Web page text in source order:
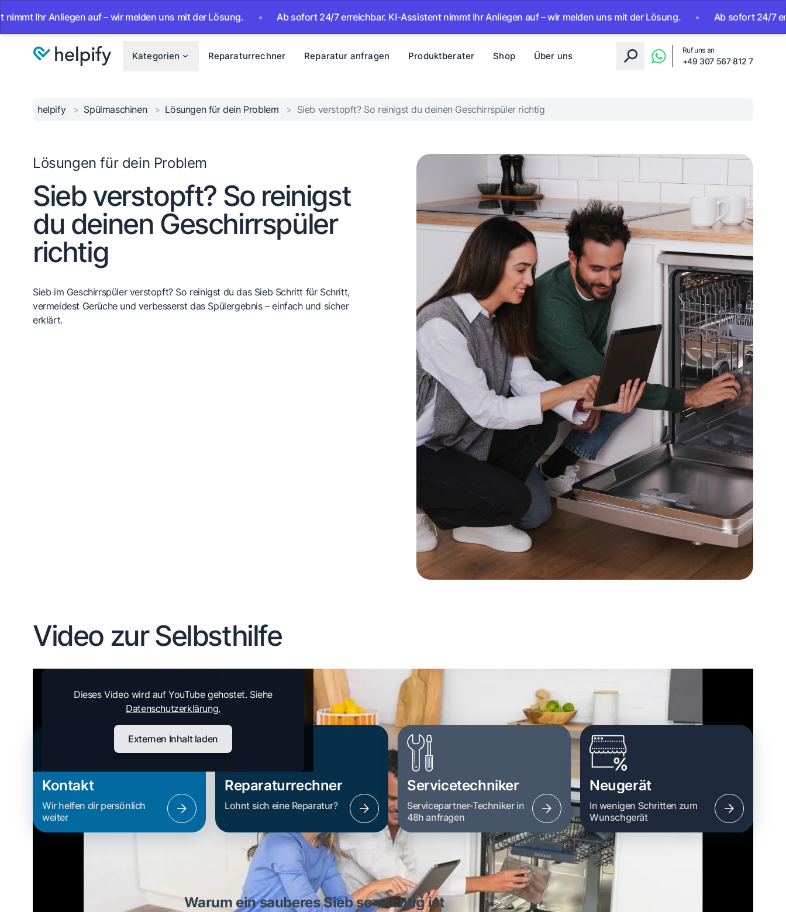
auf – wir melden uns mit der Lösung. • Ab sofort 24/7 erreichbar. KI-Assistent nimmt Ihr Anliegen auf – wir melden uns mit der Lösung. • Ab sofort 24/7 erreichbar.
Kategorien Reparaturrechner Reparatur anfragen Produktberater Shop Über uns
Ruf uns an
+49 307 567 812 7
helpify > Spülmaschinen > Lösungen für dein Problem > Sieb verstopft? So reinigst du deinen Geschirrspüler richtig
Lösungen für dein Problem
Sieb verstopft? So reinigst
du deinen Geschirrspüler
richtig
Sieb im Geschirrspüler verstopft? So reinigst du das Sieb Schritt für Schritt,
vermeidest Gerüche und verbesserst das Spülergebnis – einfach und sicher
erklärt.
Video zur Selbsthilfe
Dieses Video wird auf YouTube gehostet. Siehe
Datenschutzerklärung.
Externen Inhalt laden
Kontakt
Wir helfen dir persönlich
weiter
Reparaturrechner
Lohnt sich eine Reparatur?
Servicetechniker
Servicepartner-Techniker in
48h anfragen
Neugerät
In wenigen Schritten zum
Wunschgerät
Warum ein sauberes Sieb so wichtig ist